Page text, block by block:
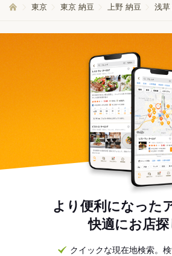
東京 東京 納豆 上野 納豆 浅草
より便利になった
快適にお店探
クイックな現在地検索。